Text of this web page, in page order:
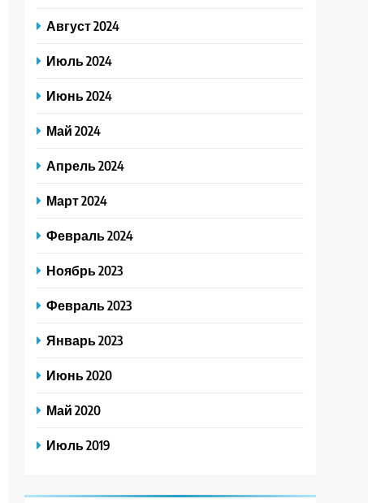
Август 2024
Июль 2024
Июнь 2024
Май 2024
Апрель 2024
Март 2024
Февраль 2024
Ноябрь 2023
Февраль 2023
Январь 2023
Июнь 2020
Май 2020
Июль 2019